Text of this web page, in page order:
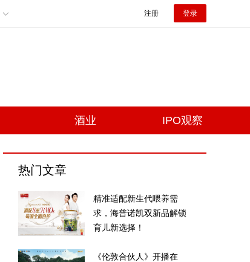
注册 登录
酒业 IPO观察
热门文章
精准适配新生代喂养需
求，海普诺凯双新品解锁
育儿新选择！
《伦敦合伙人》开播在